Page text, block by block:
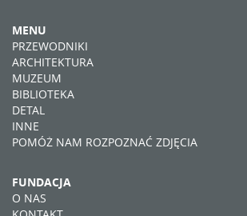
MENU
PRZEWODNIKI
ARCHITEKTURA
MUZEUM
BIBLIOTEKA
DETAL
INNE
POMÓŻ NAM ROZPOZNAĆ ZDJĘCIA
FUNDACJA
O NAS